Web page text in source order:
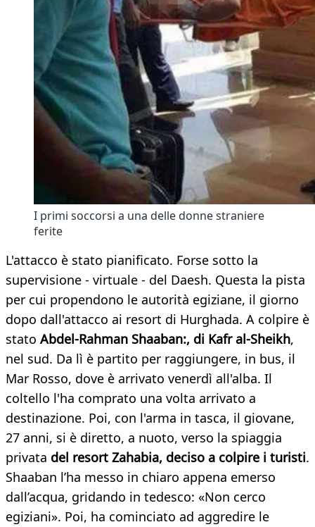
I primi soccorsi a una delle donne straniere
ferite
L'attacco è stato pianificato. Forse sotto la
supervisione - virtuale - del Daesh. Questa la pista
per cui propendono le autorità egiziane, il giorno
dopo dall'attacco ai resort di Hurghada. A colpire è
stato Abdel-Rahman Shaaban:, di Kafr al-Sheikh,
nel sud. Da lì è partito per raggiungere, in bus, il
Mar Rosso, dove è arrivato venerdì all'alba. Il
coltello l'ha comprato una volta arrivato a
destinazione. Poi, con l'arma in tasca, il giovane,
27 anni, si è diretto, a nuoto, verso la spiaggia
privata del resort Zahabia, deciso a colpire i turisti.
Shaaban l’ha messo in chiaro appena emerso
dall’acqua, gridando in tedesco: «Non cerco
egiziani». Poi, ha cominciato ad aggredire le